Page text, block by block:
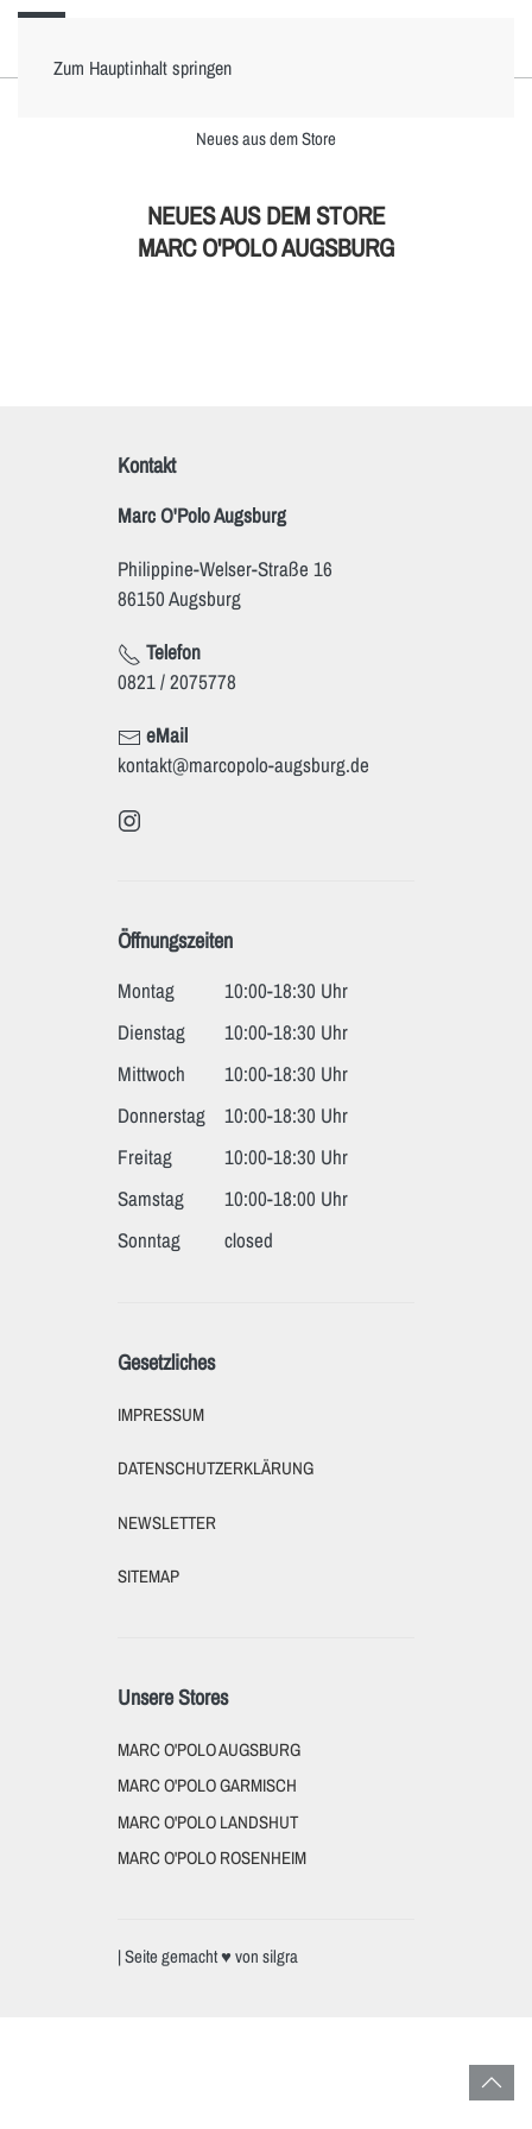
Zum Hauptinhalt springen
Neues aus dem Store
NEUES AUS DEM STORE
MARC O'POLO AUGSBURG
Kontakt
Marc O'Polo Augsburg
Philippine-Welser-Straße 16
86150 Augsburg
Telefon
0821 / 2075778
eMail
kontakt@marcopolo-augsburg.de
Öffnungszeiten
Montag
10:00-18:30 Uhr
Dienstag
10:00-18:30 Uhr
Mittwoch
10:00-18:30 Uhr
Donnerstag
10:00-18:30 Uhr
Freitag
10:00-18:30 Uhr
Samstag
10:00-18:00 Uhr
Sonntag
closed
Gesetzliches
IMPRESSUM
DATENSCHUTZERKLÄRUNG
NEWSLETTER
SITEMAP
Unsere Stores
MARC O'POLO AUGSBURG
MARC O'POLO GARMISCH
MARC O'POLO LANDSHUT
MARC O'POLO ROSENHEIM
| Seite gemacht ♥ von silgra